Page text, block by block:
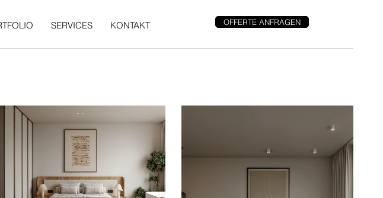
SERVICES KONTAKT OFFERTE ANFRAGEN